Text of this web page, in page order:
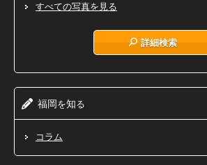
すべての写真を見る
詳細検索
福岡を知る
コラム